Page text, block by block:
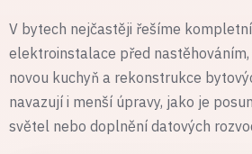
V bytech nejčastěji řešíme
elektroinstalace před
novou kuchyň a rekonstrukce
navazují i menší úpravy, jako je
světel nebo doplnění datových